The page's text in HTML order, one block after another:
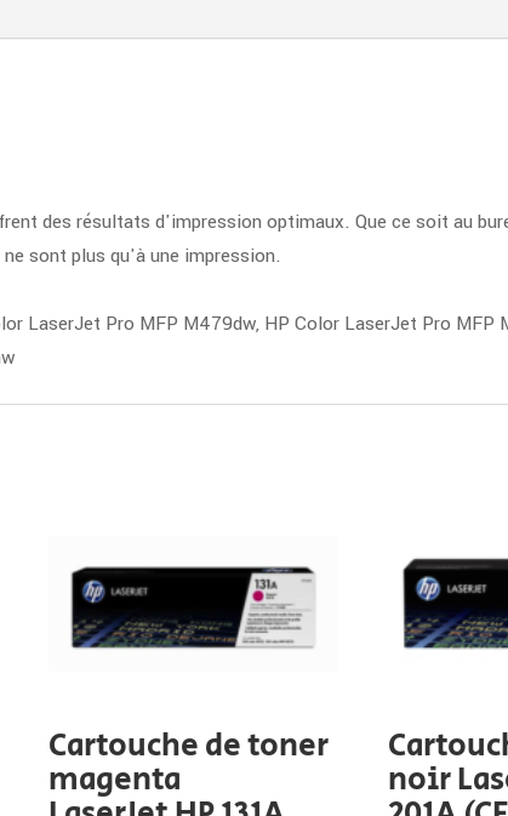
des résultats d'impression optimaux. Que ce soit au
sont plus qu'à une impression.
LaserJet Pro MFP M479dw, HP Color LaserJet Pro MFP
Cartouche de toner
magenta noir